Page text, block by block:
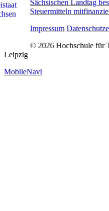
Sächsischen Landtag
Steuermitteln
Impressum
© 2026 Hochschule für
Leipzig
MobileNavi